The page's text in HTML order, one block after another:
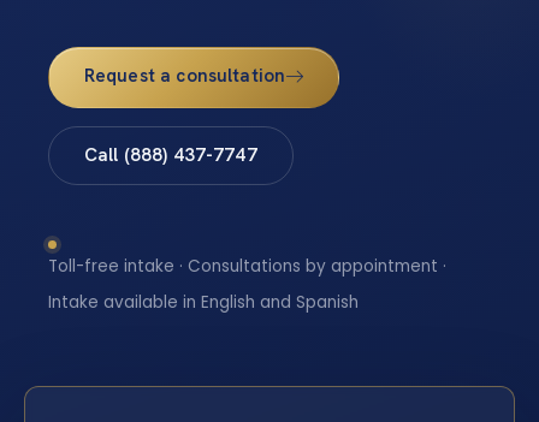
Request a consultation
Call (888) 437-7747
Toll-free intake · Consultations by appointment ·
Intake available in English and Spanish